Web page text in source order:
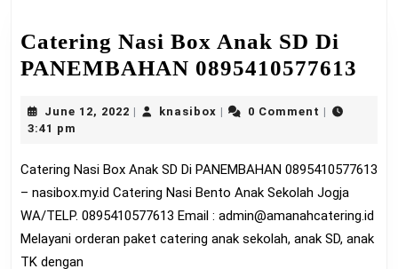
Catering Nasi Box Anak SD Di
PANEMBAHAN 0895410577613
SD
June 12, 2022 June
| knasiboxknasibox
| 0 Comment |
3:41 pm
Catering Nasi Box Anak SD Di PANEMBAHAN 0895410577613
– nasibox.my.id Catering Nasi Bento Anak Sekolah Jogja
WA/TELP. 0895410577613 Email : admin@amanahcatering.id
Melayani orderan paket catering anak sekolah, anak SD, anak
TK dengan